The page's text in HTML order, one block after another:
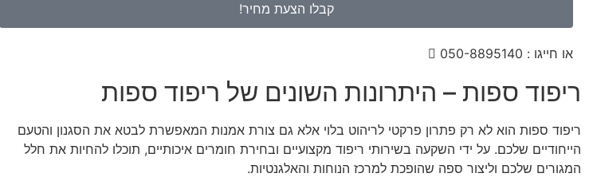
קבלו הצעת מחיר!
או חייגו : 050-8895140
ריפוד ספות – היתרונות השונים של ריפוד ספות
ריפוד ספות הוא לא רק פתרון פרקטי לריהוט בלוי אלא גם צורת אמנות המאפשרת לבטא את הסגנון והטעם
הייחודיים שלכם. על ידי השקעה בשירותי ריפוד מקצועיים ובחירת חומרים איכותיים, תוכלו להחיות את חלל
המגורים שלכם וליצור ספה שהופכת למרכז הנוחות והאלגנטיות.